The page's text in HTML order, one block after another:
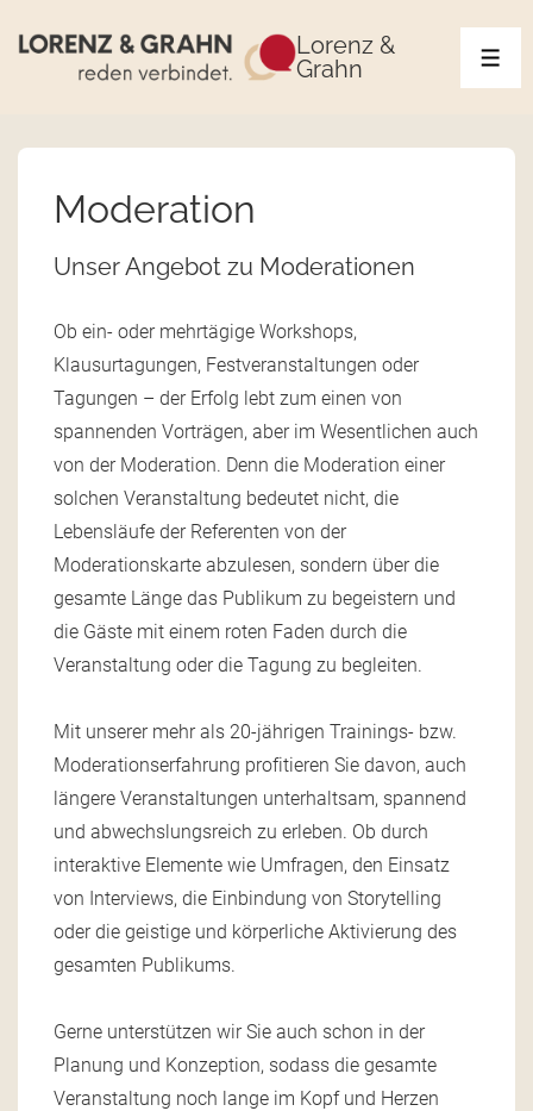
Lorenz &
Grahn
Moderation
Unser Angebot zu Moderationen
Ob ein- oder mehrtägige Workshops,
Klausurtagungen, Festveranstaltungen oder
Tagungen – der Erfolg lebt zum einen von
spannenden Vorträgen, aber im Wesentlichen auch
von der Moderation. Denn die Moderation einer
solchen Veranstaltung bedeutet nicht, die
Lebensläufe der Referenten von der
Moderationskarte abzulesen, sondern über die
gesamte Länge das Publikum zu begeistern und
die Gäste mit einem roten Faden durch die
Veranstaltung oder die Tagung zu begleiten.
Mit unserer mehr als 20-jährigen Trainings- bzw.
Moderationserfahrung profitieren Sie davon, auch
längere Veranstaltungen unterhaltsam, spannend
und abwechslungsreich zu erleben. Ob durch
interaktive Elemente wie Umfragen, den Einsatz
von Interviews, die Einbindung von Storytelling
oder die geistige und körperliche Aktivierung des
gesamten Publikums.
Gerne unterstützen wir Sie auch schon in der
Planung und Konzeption, sodass die gesamte
Veranstaltung noch lange im Kopf und Herzen